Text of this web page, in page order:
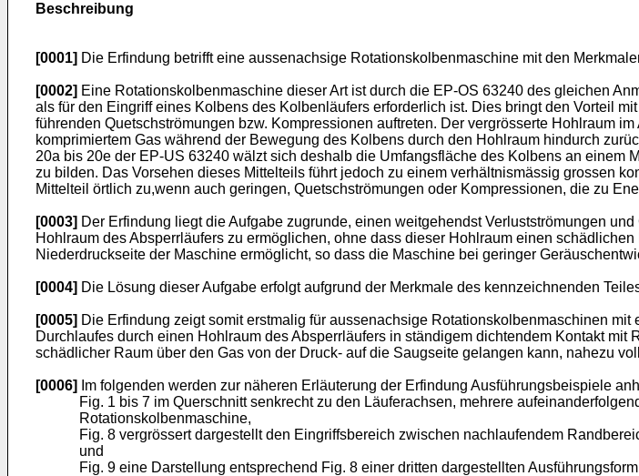
Beschreibung
[0001] Die Erfindung betrifft eine aussenachsige Rotationskolbenmaschine mit den
[0002] Eine Rotationskolbenmaschine dieser Art ist durch die EP-OS 63240 des gleichen
als für den Eingriff eines Kolbens des Kolbenläufers erforderlich ist. Dies bringt den Vorteil
führenden Quetschströmungen bzw. Kompressionen auftreten. Der vergrösserte Hohlraum
komprimiertem Gas während der Bewegung des Kolbens durch den Hohlraum hindurch
20a bis 20e der EP-US 63240 wälzt sich deshalb die Umfangsfläche des Kolbens an
zu bilden. Das Vorsehen dieses Mittelteils führt jedoch zu einem verhältnismässig grossen
Mittelteil örtlich zu,wenn auch geringen, Quetschströmungen oder Kompressionen, die zu
[0003] Der Erfindung liegt die Aufgabe zugrunde, einen weitgehendst Verlustströmungen
Hohlraum des Absperrläufers zu ermöglichen, ohne dass dieser Hohlraum einen
Niederdruckseite der Maschine ermöglicht, so dass die Maschine bei geringer
[0004] Die Lösung dieser Aufgabe erfolgt aufgrund der Merkmale des kennzeichnenden
[0005] Die Erfindung zeigt somit erstmalig für aussenachsige Rotationskolbenmaschinen
Durchlaufes durch einen Hohlraum des Absperrläufers in ständigem dichtendem Kontakt
schädlicher Raum über den Gas von der Druck- auf die Saugseite gelangen kann, nahezu
[0006]
Im folgenden werden zur näheren Erläuterung der Erfindung Ausführungsbeispiele
Fig. 1 bis 7 im Querschnitt senkrecht zu den Läuferachsen, mehrere
Rotationskolbenmaschine,
Fig. 8 vergrössert dargestellt den Eingriffsbereich zwischen nachlaufendem
und
Fig. 9 eine Darstellung entsprechend Fig. 8 einer dritten dargestellten